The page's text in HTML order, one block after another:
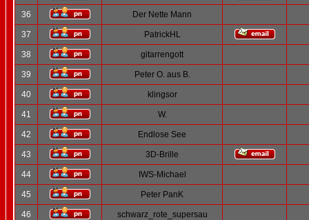
36 Der Nette Mann
37 PatrickHL
38 gitarrengott
39 Peter O. aus B.
40 klingsor
41 W.
42 Endlose See
43 3D-Brille
44 IWS-Michael
45 Peter PanK
46 schwarz_rote_supersau